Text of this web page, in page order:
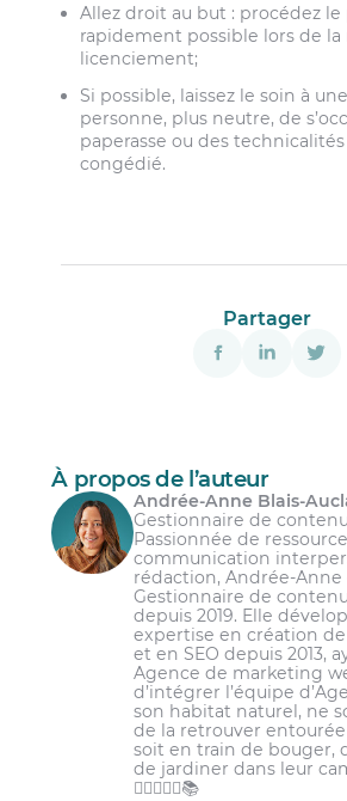
Allez droit au but : procédez le
rapidement possible lors de
licenciement;
Si possible, laissez le soin à
personne, plus neutre, de
paperasse ou des
congédié.
Partager
À propos de l’auteur
Andrée-Anne Blais-
Gestionnaire de
Passionnée de
communication
rédaction, Andrée-Anne
Gestionnaire de
depuis 2019. Elle
expertise en création
et en SEO depuis 2013,
Agence de marketing
d’intégrer l’équipe
son habitat naturel, ne
de la retrouver
soit en train de bouger,
de jardiner dans leur
🏋️‍♀️👩‍🌾🌾📚